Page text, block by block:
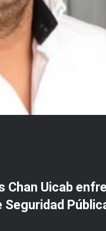
Chan Uicab